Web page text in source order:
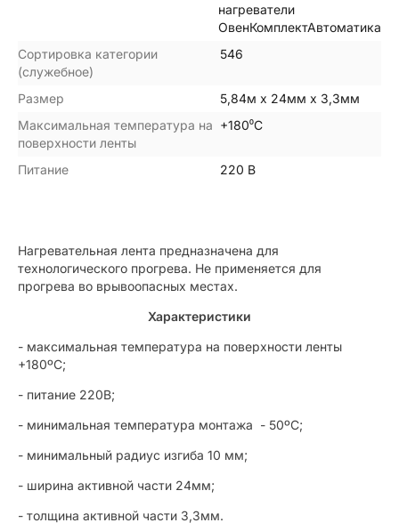
нагреватели
ОвенКомплектАвтоматика
Сортировка категории
(служебное)
546
Размер
5,84м х 24мм х 3,3мм
Максимальная температура на
поверхности ленты
+180⁰С
Питание 220 В
Нагревательная лента предназначена для
технологического прогрева. Не применяется для
прогрева во врывоопасных местах.
Характеристики
- максимальная температура на поверхности ленты
+180ºС;
- питание 220В;
- минимальная температура монтажа - 50ºС;
- минимальный радиус изгиба 10 мм;
- ширина активной части 24мм;
- толщина активной части 3,3мм.